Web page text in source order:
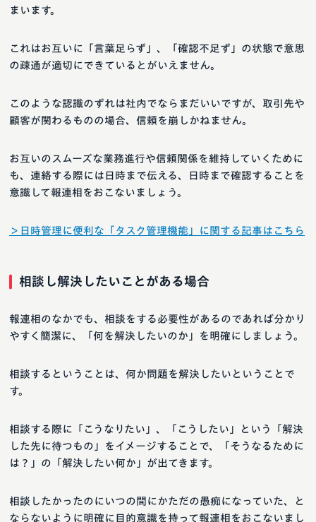
まいます。
これはお互いに「言葉足らず」、「確認不足ず」の状態で意思
の疎通が適切にできているとがいえません。
このような認識のずれは社内でならまだいいですが、取引先や
顧客が関わるものの場合、信頼を崩しかねません。
お互いのスムーズな業務進行や信頼関係を維持していくために
も、連絡する際には日時まで伝える、日時まで確認することを
意識して報連相をおこないましょう。
＞日時管理に便利な「タスク管理機能」に関する記事はこちら
相談し解決したいことがある場合
報連相のなかでも、相談をする必要性があるのであれば分かり
やすく簡潔に、「何を解決したいのか」を明確にしましょう。
相談するということは、何か問題を解決したいということで
す。
相談する際に「こうなりたい」、「こうしたい」という「解決
した先に待つもの」をイメージすることで、「そうなるために
は？」の「解決したい何か」が出てきます。
相談したかったのにいつの間にかただの愚痴になっていた、と
ならないように明確に目的意識を持って報連相をおこないまし